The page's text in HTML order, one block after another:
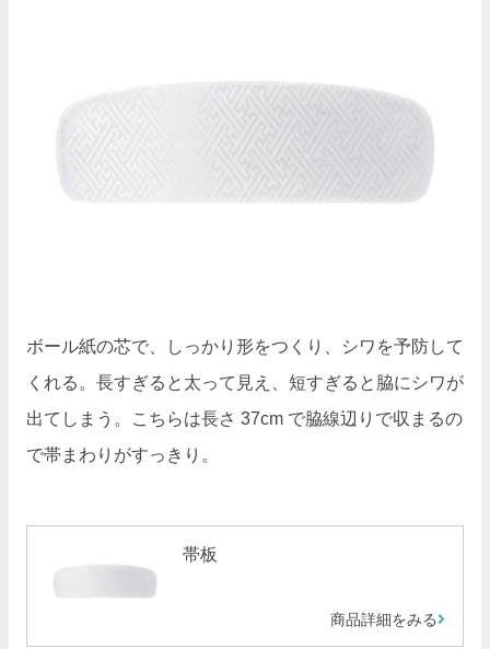
ボール紙の芯で、しっかり形をつくり、シワを予防して
くれる。長すぎると太って見え、短すぎると脇にシワが
出てしまう。こちらは長さ 37cm で脇線辺りで収まるの
で帯まわりがすっきり。
帯板
商品詳細をみる